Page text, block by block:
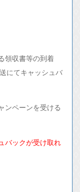
領収書等の到着
にてキャッシュバ
ンペーンを受ける
バックが受け取れ